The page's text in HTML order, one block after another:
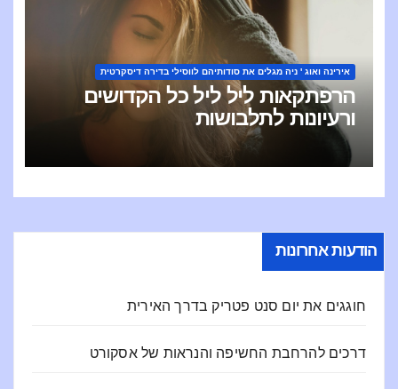
אירינה ואוג ' ניה מגלים את סודותיהם לווסילי בדירה דיסקרטית
הרפתקאות ליל ליל כל הקדושים
ורעיונות לתלבושות
הודעות אחרונות
חוגגים את יום סנט פטריק בדרך האירית
דרכים להרחבת החשיפה והנראות של אסקורט